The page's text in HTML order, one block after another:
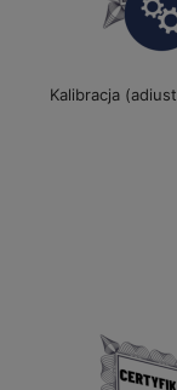
Kalibracja